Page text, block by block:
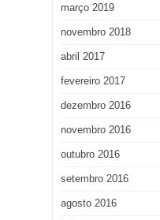
março 2019
novembro 2018
abril 2017
fevereiro 2017
dezembro 2016
novembro 2016
outubro 2016
setembro 2016
agosto 2016